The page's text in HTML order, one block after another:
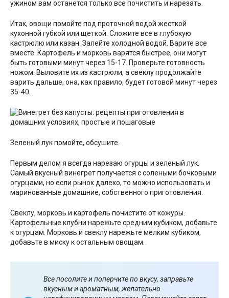
ужином вам останется только все почистить и нарезать.
Итак, овощи помойте под проточной водой жесткой
кухонной губкой или щеткой. Сложите все в глубокую
кастрюлю или казан. Залейте холодной водой. Варите все
вместе. Картофель и морковь варятся быстрее, они могут
быть готовыми минут через 15-17. Проверьте готовность
ножом. Выловите их из кастрюли, а свеклу продолжайте
варить дальше, она, как правило, будет готовой минут через
35-40.
Зеленый лук помойте, обсушите.
Первым делом я всегда нарезаю огурцы и зеленый лук.
Самый вкусный винегрет получается с солеными бочковыми
огурцами, но если рынок далеко, то можно использовать и
маринованные домашние, собственного приготовления.
Свеклу, морковь и картофель почистите от кожуры.
Картофельные клубни нарежьте средним кубиком, добавьте
к огурцам. Морковь и свеклу нарежьте мелким кубиком,
добавьте в миску к остальным овощам.
Все посолите и поперчите по вкусу, заправьте
вкусным и ароматным, желательно